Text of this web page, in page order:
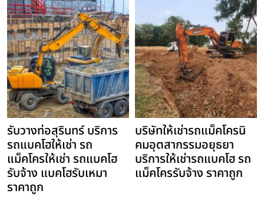
รับวางท่อสุรินทร์ บริการ
รถแบคโฮให้เช่า รถ
แม็คโครให้เช่า รถแบคโฮ
รับจ้าง แบคโฮรับเหมา
ราคาถูก
บริษัทให้เช่ารถแม็คโครนิ
คมอุตสากรรมอยุธยา
บริการให้เช่ารถแบคโฮ รถ
แม็คโครรับจ้าง ราคาถูก